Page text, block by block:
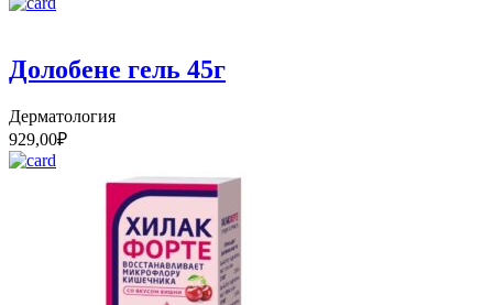
Долобене гель 45г
Дерматология
929,00₽